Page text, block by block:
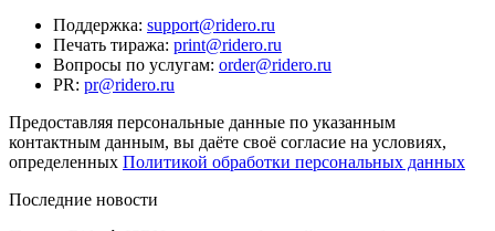
Поддержка: support@ridero.ru
Печать тиража: print@ridero.ru
Вопросы по услугам: order@ridero.ru
PR: pr@ridero.ru
Предоставляя персональные данные по указанным
контактным данным, вы даёте своё согласие на условиях,
определенных Политикой обработки персональных данных
Последние новости